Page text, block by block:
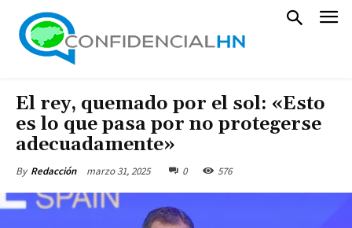
El rey, quemado por el sol: «Esto
es lo que pasa por no protegerse
adecuadamente»
By Redacción marzo 31, 2025 0 576